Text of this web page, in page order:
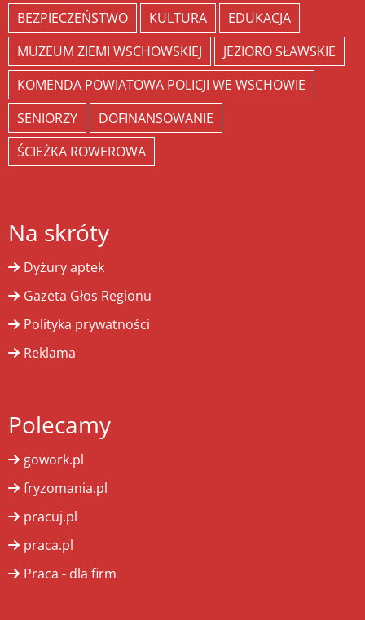
BEZPIECZEŃSTWO
KULTURA
EDUKACJA
MUZEUM ZIEMI WSCHOWSKIEJ
JEZIORO SŁAWSKIE
KOMENDA POWIATOWA POLICJI WE WSCHOWIE
SENIORZY
DOFINANSOWANIE
ŚCIEŻKA ROWEROWA
Na skróty
Dyżury aptek
Gazeta Głos Regionu
Polityka prywatności
Reklama
Polecamy
gowork.pl
fryzomania.pl
pracuj.pl
praca.pl
Praca - dla firm